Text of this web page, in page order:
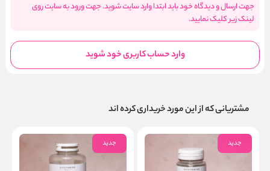
جهت ارسال و دیدگاه خود باید ابتدا وارد سایت شوید. جهت ورود به سایت روی
لینک زیر کلیک نمایید.
وارد حساب کاربری خود شوید
مشتریانی که از این مورد خریداری کرده اند
جدید جدید